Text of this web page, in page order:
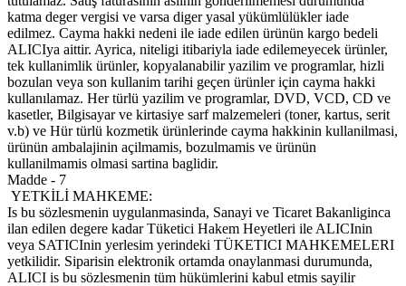
katma deger vergisi ve varsa diger yasal yükümlülükler iade
edilmez. Cayma hakki nedeni ile iade edilen ürünün kargo bedeli
ALICIya aittir. Ayrica, niteligi itibariyla iade edilemeyecek ürünler,
tek kullanimlik ürünler, kopyalanabilir yazilim ve programlar, hizli
bozulan veya son kullanim tarihi geçen ürünler için cayma hakki
kullanılamaz. Her türlü yazilim ve programlar, DVD, VCD, CD ve
kasetler, Bilgisayar ve kirtasiye sarf malzemeleri (toner, kartus, serit
v.b) ve Hür türlü kozmetik ürünlerinde cayma hakkinin kullanilmasi,
ürünün ambalajinin açilmamis, bozulmamis ve ürünün
kullanilmamis olmasi sartina baglidir.
Madde - 7
YETKİLİ MAHKEME:
Is bu sözlesmenin uygulanmasinda, Sanayi ve Ticaret Bakanliginca
ilan edilen degere kadar Tüketici Hakem Heyetleri ile ALICInin
veya SATICInin yerlesim yerindeki TÜKETICI MAHKEMELERI
yetkilidir. Siparisin elektronik ortamda onaylanmasi durumunda,
ALICI is bu sözlesmenin tüm hükümlerini kabul etmis sayilir